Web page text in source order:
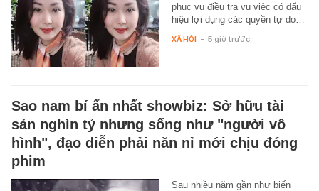
phục vụ điều tra vụ việc có dấu
hiệu lợi dụng các quyền tự do…
XÃ HỘI - 5 giờ trước
Sao nam bí ẩn nhất showbiz: Sở hữu tài
sản nghìn tỷ nhưng sống như "người vô
hình", đạo diễn phải năn nỉ mới chịu đóng
phim
Sau nhiều năm gần như biến